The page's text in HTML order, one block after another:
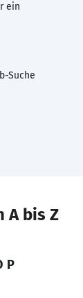
ein
Suche
A bis Z
P